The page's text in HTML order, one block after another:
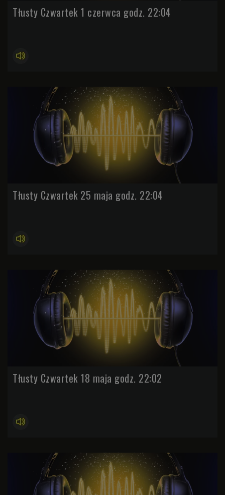
Tłusty Czwartek 1 czerwca godz. 22:04
Tłusty Czwartek 25 maja godz. 22:04
Tłusty Czwartek 18 maja godz. 22:02